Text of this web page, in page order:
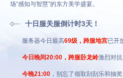
场“感知与智慧”的东方美学盛宴。
十日服关服倒计时3天！
服务器今日最高69级，跨服地宫已开
今日晚间20:00，跨服卧龙岭激烈对抗
今晚21:00 ，别忘了领取刮刮乐和抽奖